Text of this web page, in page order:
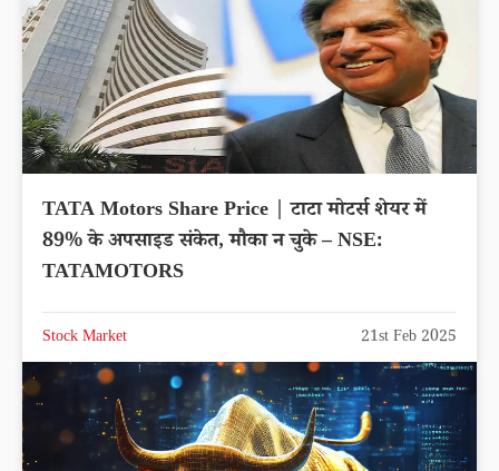
TATA Motors Share Price | टाटा मोटर्स शेयर में
89% के अपसाइड संकेत, मौका न चुके – NSE:
TATAMOTORS
Stock Market 21st Feb 2025